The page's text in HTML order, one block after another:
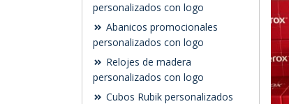
personalizados con logo
Abanicos promocionales
personalizados con logo
Relojes de madera
personalizados con logo
Cubos Rubik personalizados